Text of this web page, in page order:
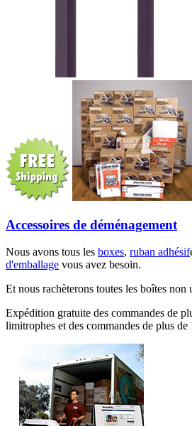
Accessoires de déménagement
Nous avons tous les boxes, ruban adhésif
d'emballage vous avez besoin.
Et nous rachèterons toutes les boîtes non
Expédition gratuite des commandes de
limitrophes et des commandes de plus de